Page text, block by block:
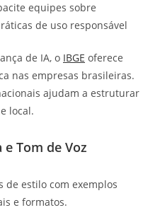
equipes sobre
de uso responsável
de IA, o IBGE oferece
nas empresas brasileiras.
ajudam a estruturar
local.
Tom de Voz
de estilo com exemplos
e formatos.